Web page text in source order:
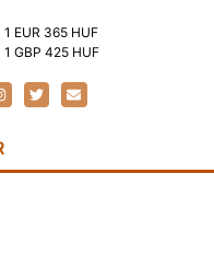
1 EUR 365 HUF
1 GBP 425 HUF